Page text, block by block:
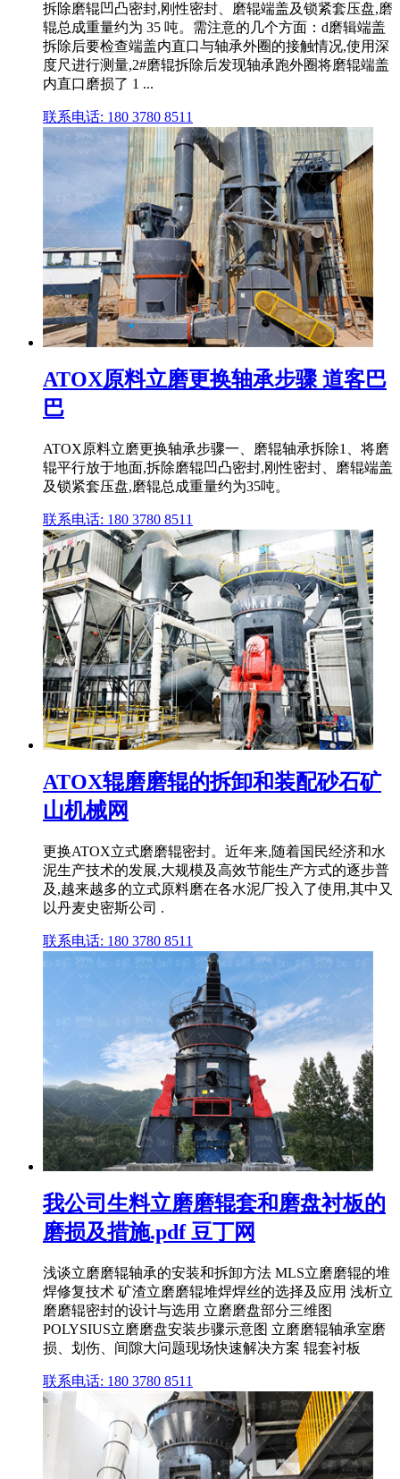
拆除磨辊凹凸密封,刚性密封、磨辊端盖及锁紧套压盘,磨
辊总成重量约为 35 吨。需注意的几个方面：d磨辑端盖
拆除后要检查端盖内直口与轴承外圈的接触情况,使用深
度尺进行测量,2#磨辊拆除后发现轴承跑外圈将磨辊端盖
内直口磨损了 1 ...
联系电话: 180 3780 8511
ATOX原料立磨更换轴承步骤 道客巴
巴
ATOX原料立磨更换轴承步骤一、磨辊轴承拆除1、将磨
辊平行放于地面,拆除磨辊凹凸密封,刚性密封、磨辊端盖
及锁紧套压盘,磨辊总成重量约为35吨。
联系电话: 180 3780 8511
ATOX辊磨磨辊的拆卸和装配砂石矿
山机械网
更换ATOX立式磨磨辊密封。近年来,随着国民经济和水
泥生产技术的发展,大规模及高效节能生产方式的逐步普
及,越来越多的立式原料磨在各水泥厂投入了使用,其中又
以丹麦史密斯公司 .
联系电话: 180 3780 8511
我公司生料立磨磨辊套和磨盘衬板的
磨损及措施.pdf 豆丁网
浅谈立磨磨辊轴承的安装和拆卸方法 MLS立磨磨辊的堆
焊修复技术 矿渣立磨磨辊堆焊焊丝的选择及应用 浅析立
磨磨辊密封的设计与选用 立磨磨盘部分三维图
POLYSIUS立磨磨盘安装步骤示意图 立磨磨辊轴承室磨
损、划伤、间隙大问题现场快速解决方案 辊套衬板
联系电话: 180 3780 8511